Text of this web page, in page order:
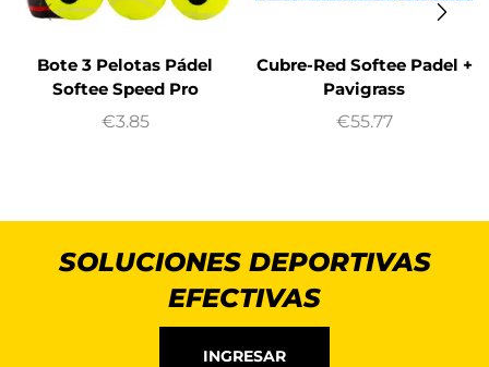
Bote 3 Pelotas Pádel
Softee Speed Pro
€3.85
Cubre-Red Softee Padel +
Pavigrass
€55.77
SOLUCIONES DEPORTIVAS
EFECTIVAS
INGRESAR